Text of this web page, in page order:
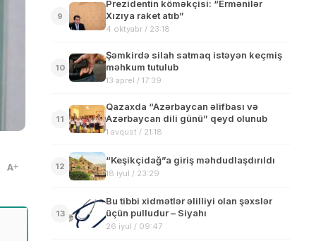
A
9
Prezidentin köməkçisi: “Ermənilər
Xızıya raket atıb”
4 oktyabr / 23:18
10
Şəmkirdə silah satmaq istəyən keçmiş
məhkum tutulub
13 aprel / 17:39
11
Qazaxda “Azərbaycan əlifbası və
Azərbaycan dili günü” qeyd olunub
1 avqust / 21:18
12
“Keşikçidağ”a giriş məhdudlaşdırıldı
18 iyul / 23:29
13
Bu tibbi xidmətlər əlilliyi olan şəxslər
üçün pulludur – Siyahı
26 iyul / 09:47